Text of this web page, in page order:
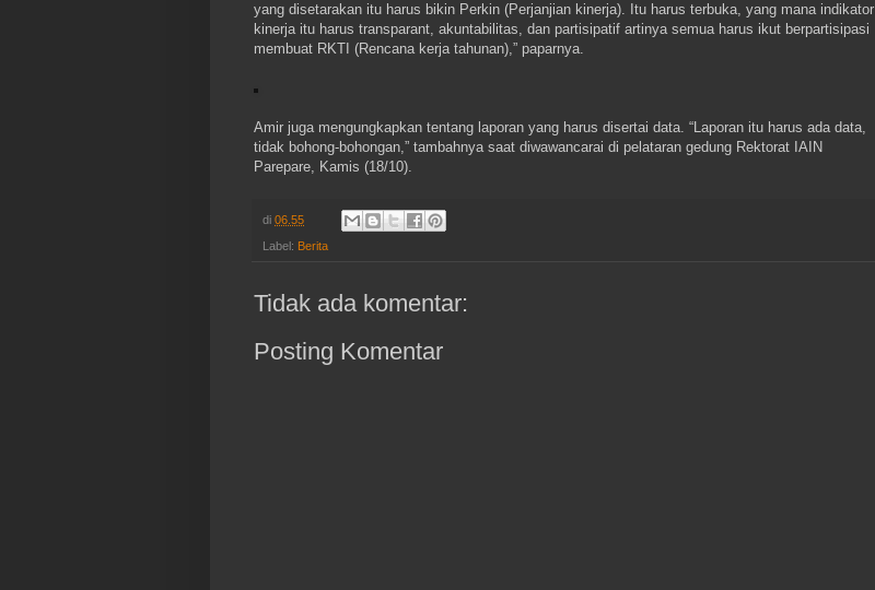
yang disetarakan itu harus bikin Perkin (Perjanjian kinerja). Itu harus terbuka, yang mana indikator
kinerja itu harus transparant, akuntabilitas, dan partisipatif artinya semua harus ikut berpartisipasi
membuat RKTI (Rencana kerja tahunan),” paparnya.
Amir juga mengungkapkan tentang laporan yang harus disertai data. “Laporan itu harus ada data,
tidak bohong-bohongan,” tambahnya saat diwawancarai di pelataran gedung Rektorat IAIN
Parepare, Kamis (18/10).
di 06.55
Label: Berita
Tidak ada komentar:
Posting Komentar